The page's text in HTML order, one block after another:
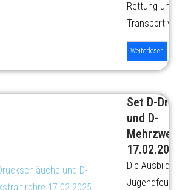
Rettung und
Transport
Weiterlesen
Set D-
und D-
17.02.2025
Die Ausbildung